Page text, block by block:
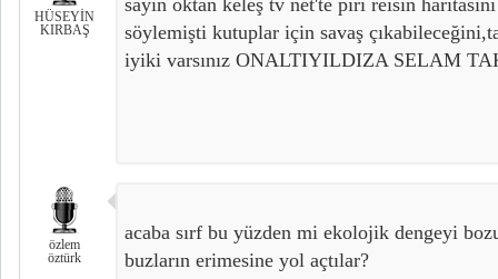
HÜSEYİN
KIRBAŞ
sayın oktan keleş tv net'te piri reisin
söylemişti kutuplar için savaş
iyiki varsınız ONALTIYILDIZA SELAM
özlem
öztürk
acaba sırf bu yüzden mi ekolojik dengeyi
buzların erimesine yol açtılar?